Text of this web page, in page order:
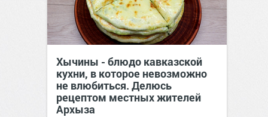
Хычины - блюдо кавказской
кухни, в которое невозможно
не влюбиться. Делюсь
рецептом местных жителей
Архыза